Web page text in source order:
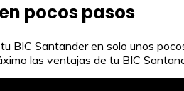
pocos pasos
BIC Santander en solo unos
las ventajas de tu BIC